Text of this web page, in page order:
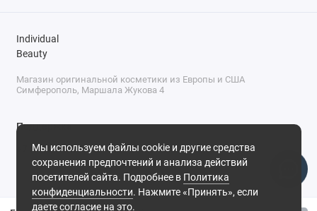
Мы используем файлы cookie и другие средства
сохранения предпочтений и анализа действий
посетителей сайта. Подробнее в Политика
конфиденциальности. Нажмите «Принять», если
даете согласие на это.
Individual
Beauty
Магазин оригинальной косметики из Европы и США
Симферополь, Маршала Жукова 4
Поддержка
+7 (978) 586-46-46
ПН-ПТ: 9:00 - 18:00
Суббота: 9:00 - 17:00
Воскресенье: выходной
Симферополь, ул. Маршала Жукова, 4